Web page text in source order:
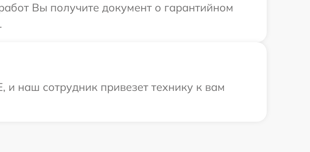
Вы получите документ о гарантийном
наш сотрудник привезет технику к вам